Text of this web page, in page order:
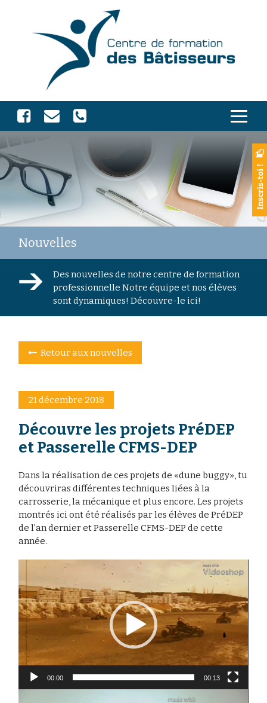
Nouvelles
Des nouvelles de notre centre de formation
professionnelle Notre équipe et nos élèves
sont dynamiques! Découvre-le ici!
Retour aux nouvelles
21 décembre 2018
Découvre les projets PréDEP
et Passerelle CFMS-DEP
Dans la réalisation de ces projets de «dune buggy», tu
découvriras différentes techniques liées à la
carrosserie, la mécanique et plus encore. Les projets
montrés ici ont été réalisés par les élèves de PréDEP
de l’an dernier et Passerelle CFMS-DEP de cette
année.
Lecteur
00:00 00:13